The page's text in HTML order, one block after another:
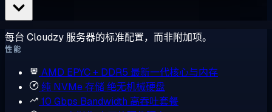
每台 Cloudzy 服务器的标准配置，而非附加项。
性能
AMD EPYC + DDR5 最新一代核心与内存
纯 NVMe 存储绝无机械硬盘
10 Gbps Bandwidth 高吞吐套餐